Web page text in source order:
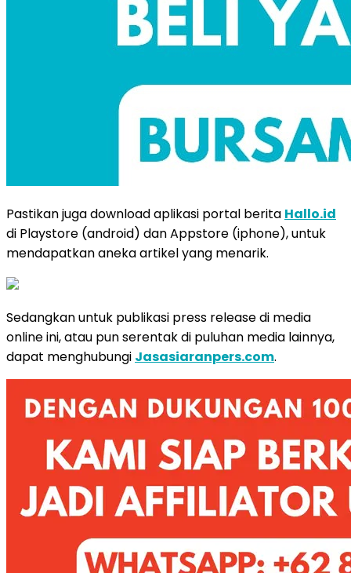
Pastikan juga download aplikasi portal berita Hallo.id
di Playstore (android) dan Appstore (iphone), untuk
mendapatkan aneka artikel yang menarik.
Sedangkan untuk publikasi press release di media
online ini, atau pun serentak di puluhan media lainnya,
dapat menghubungi Jasasiaranpers.com.